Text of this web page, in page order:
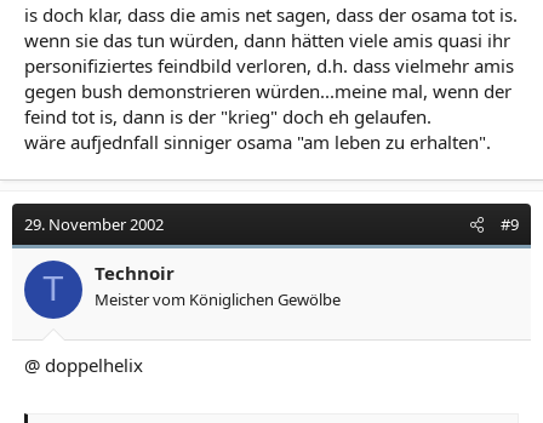
is doch klar, dass die amis net sagen, dass der osama tot is.
wenn sie das tun würden, dann hätten viele amis quasi ihr
personifiziertes feindbild verloren, d.h. dass vielmehr amis
gegen bush demonstrieren würden...meine mal, wenn der
feind tot is, dann is der "krieg" doch eh gelaufen.
wäre aufjednfall sinniger osama "am leben zu erhalten".
29. November 2002 #9
T Technoir
Meister vom Königlichen Gewölbe
@ doppelhelix